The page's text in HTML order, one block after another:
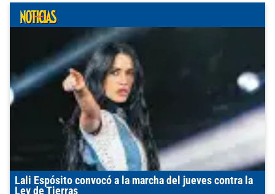
Lali Espósito convocó a la marcha del jueves contra la
Ley de Tierras